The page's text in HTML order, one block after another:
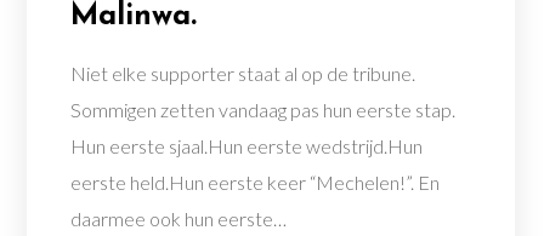
Malinwa.
Niet elke supporter staat al op de tribune.
Sommigen zetten vandaag pas hun eerste stap.
Hun eerste sjaal.Hun eerste wedstrijd.Hun
eerste held.Hun eerste keer “Mechelen!”. En
daarmee ook hun eerste…